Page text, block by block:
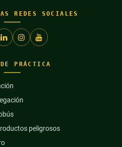
REDES SOCIALES
PRÁCTICA
peligrosos